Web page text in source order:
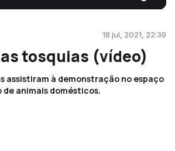
18 jul, 2021, 22:39
tosquias (vídeo)
assistiram à demonstração no espaço
animais domésticos.